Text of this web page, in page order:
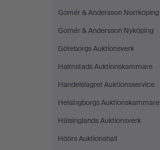
Gomér & Andersson Norrköping
Gomér & Andersson Nyköping
Göteborgs Auktionsverk
Halmstads Auktionskammare
Handelslagret Auktionsservice
Helsingborgs Auktionskammare
Hälsinglands Auktionsverk
Höörs Auktionshall